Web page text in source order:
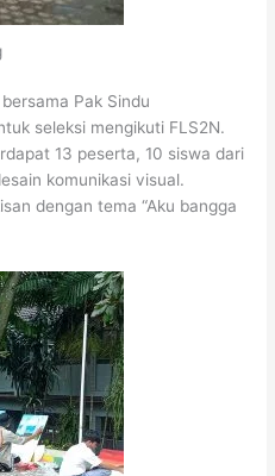
Pak Sindu
seleksi mengikuti FLS2N.
13 peserta, 10 siswa dari
komunikasi visual.
dengan tema “Aku bangga